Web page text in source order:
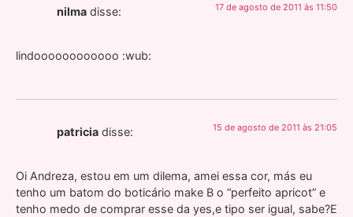
nilma disse: 17 de agosto de 2011 às 11:50
lindoooooooooooo :wub:
patricia disse: 15 de agosto de 2011 às 21:05
Oi Andreza, estou em um dilema, amei essa cor, más eu
tenho um batom do boticário make B o “perfeito apricot” e
tenho medo de comprar esse da yes,e tipo ser igual, sabe?E